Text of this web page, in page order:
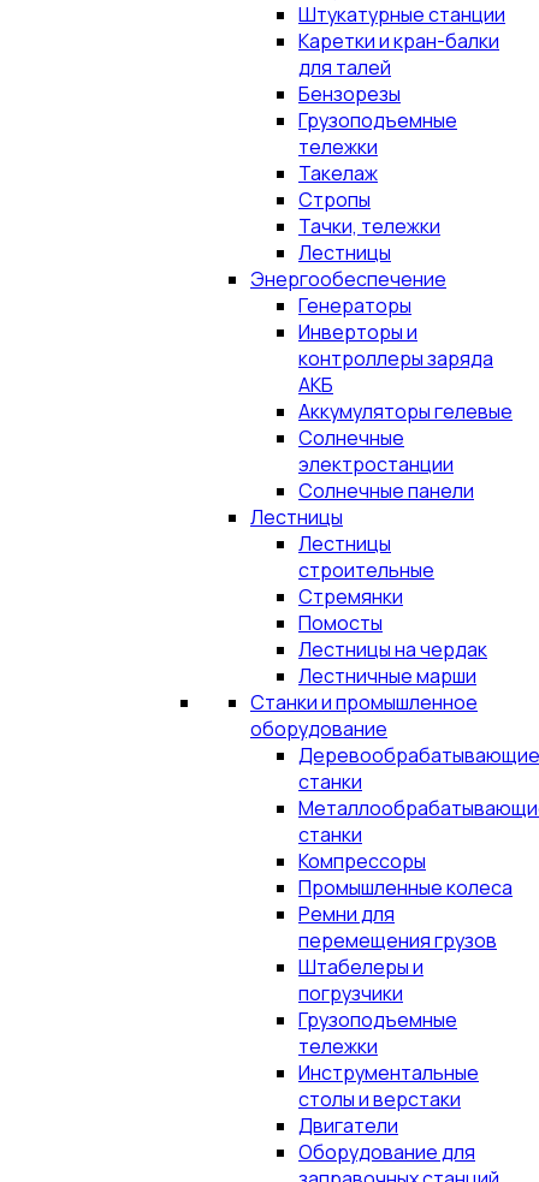
Штукатурные станции
Каретки и кран-балки
для талей
Бензорезы
Грузоподъемные
тележки
Такелаж
Стропы
Тачки, тележки
Лестницы
Энергообеспечение
Генераторы
Инверторы и
контроллеры заряда
АКБ
Аккумуляторы гелевые
Солнечные
электростанции
Солнечные панели
Лестницы
Лестницы
строительные
Стремянки
Помосты
Лестницы на чердак
Лестничные марши
Станки и промышленное
оборудование
Деревообрабатывающие
станки
станки
Компрессоры
Промышленные колеса
Ремни для
перемещения грузов
Штабелеры и
погрузчики
Грузоподъемные
тележки
Инструментальные
столы и верстаки
Двигатели
Оборудование для